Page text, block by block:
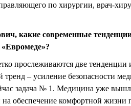
по хирургии, врач-
какие современные
прослеживаются две тенденции
тренд – усиление безопасности
задача № 1. Медицина уже
на обеспечение комфортной жизни